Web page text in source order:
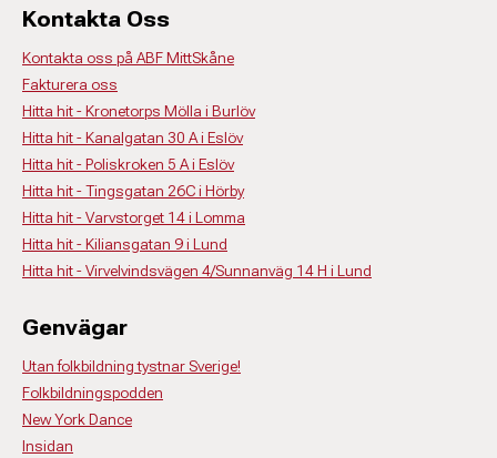
Kontakta Oss
Kontakta oss på ABF MittSkåne
Fakturera oss
Hitta hit - Kronetorps Mölla i Burlöv
Hitta hit - Kanalgatan 30 A i Eslöv
Hitta hit - Poliskroken 5 A i Eslöv
Hitta hit - Tingsgatan 26C i Hörby
Hitta hit - Varvstorget 14 i Lomma
Hitta hit - Kiliansgatan 9 i Lund
Hitta hit - Virvelvindsvägen 4/Sunnanväg 14 H i Lund
Genvägar
Utan folkbildning tystnar Sverige!
Folkbildningspodden
New York Dance
Insidan